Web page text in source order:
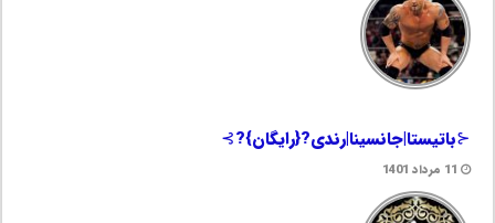
⊰باتیستا|جانسینا|رندی?{رایگان}?⊱
11 مرداد 1401